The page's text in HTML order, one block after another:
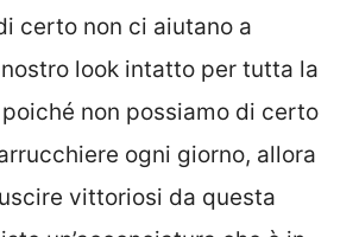
certo non ci aiutano a
look intatto per tutta la
non possiamo di certo
ogni giorno, allora
vittoriosi da questa